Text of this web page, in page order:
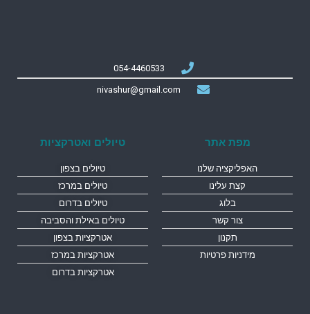
054-4460533
nivashur@gmail.com
מפת אתר
האפליקציה שלנו
קצת עלינו
בלוג
צור קשר
תקנון
מידניות פרטיות
טיולים ואטרקציות
טיולים בצפון
טיולים במרכז
טיולים בדרום
טיולים באילת והסביבה
אטרקציות בצפון
אטרקציות במרכז
אטרקציות בדרום